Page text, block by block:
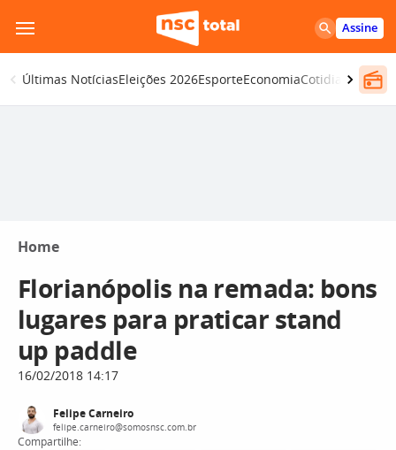
para
o
conteúdo
Assine
Últimas NotíciasEleições 2026EsporteEconomiaCotidiano
Home
Florianópolis na remada: bons
lugares para praticar stand
up paddle
16/02/2018 14:17
Felipe Carneiro
felipe.carneiro@somosnsc.com.br
Compartilhe: